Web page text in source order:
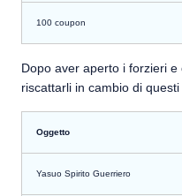
100 coupon
Dopo aver aperto i forzieri
riscattarli in cambio di
Oggetto
Yasuo Spirito Guerriero